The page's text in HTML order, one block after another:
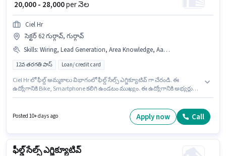
₹ 20,000 - 28,000per నెల
Ciel Hr
సెక్టర్ 62 గుర్గావ్, గుర్గావ్
Skills: Wiring, Lead Generation, Area Knowledge, Aadhar Card, Smartphone, PAN Card, Bank Account, Bike, 2-Wheeler Driving Licence
12వ తరగతి పాస్ Loan/ credit card
Ciel Hr లో ఫీల్డ్ అమ్మకాలు విభాగంలో ఫీల్డ్ సేల్స్ ఎగ్జిక్యూటివ్ గా చేరండి. ఈ
ఉద్యోగానికి Bike, Smartphone కలిగి ఉండటం ముఖ్యం. ఈ ఉద్యోగానికి అభ్యర్థులు
గుర్గావ్, గుర్గావ్ లో ఉంది. అదనపు PF, Medical Benefits లు ఉద్యోగ స్థాయి మరియు
Posted 10+ days ago Apply now Call
ఫీల్డ్ సేల్స్ ఎగ్జిక్యూటివ్